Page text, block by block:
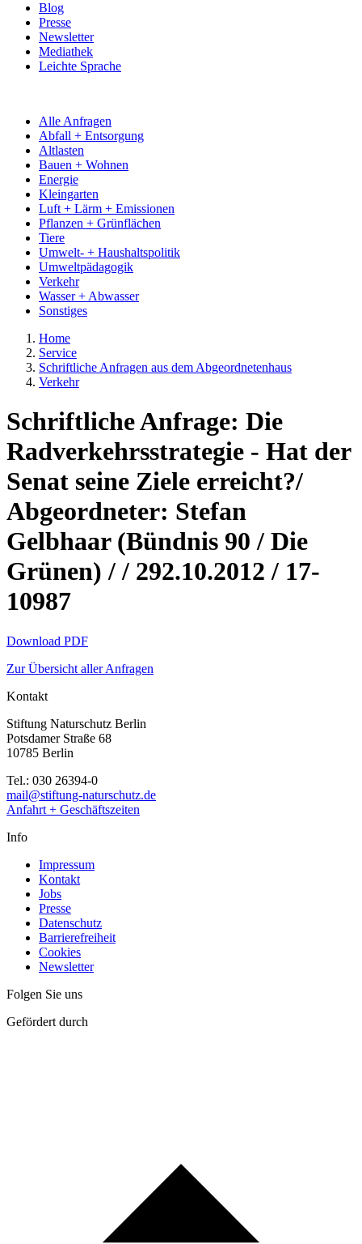
Blog
Presse
Newsletter
Mediathek
Leichte Sprache
Alle Anfragen
Abfall + Entsorgung
Altlasten
Bauen + Wohnen
Energie
Kleingarten
Luft + Lärm + Emissionen
Pflanzen + Grünflächen
Tiere
Umwelt- + Haushaltspolitik
Umweltpädagogik
Verkehr
Wasser + Abwasser
Sonstiges
Home
Service
Schriftliche Anfragen aus dem Abgeordnetenhaus
Verkehr
Schriftliche Anfrage: Die
Radverkehrsstrategie - Hat der
Senat seine Ziele erreicht?/
Abgeordneter: Stefan
Gelbhaar (Bündnis 90 / Die
Grünen) / / 292.10.2012 / 17-
10987
Download PDF
Zur Übersicht aller Anfragen
Kontakt
Stiftung Naturschutz Berlin
Potsdamer Straße 68
10785 Berlin
Tel.: 030 26394-0
mail@stiftung-naturschutz.de
Anfahrt + Geschäftszeiten
Info
Impressum
Kontakt
Jobs
Presse
Datenschutz
Barrierefreiheit
Cookies
Newsletter
Folgen Sie uns
Gefördert durch